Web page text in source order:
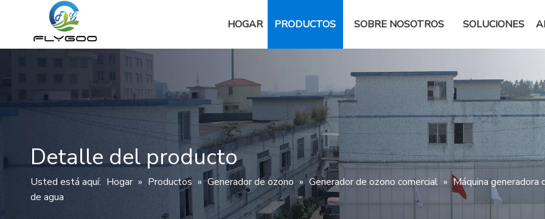
HOGAR PRODUCTOS SOBRE NOSOTROS SOLUCIONES
Detalle del producto
Usted está aquí: Hogar » Productos » Generador de ozono » Generador de ozono comercial » Máquina
de agua